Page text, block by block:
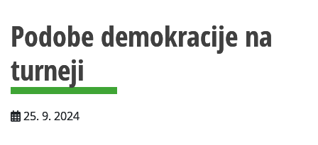
Vloga za upravne namene
Vloga za čitalnico
Vodnik po fondih in zbirkah
VAČ – VIRTUALNA ARHIVSKA ČITALNICA
Podobe demokracije na
turneji
25. 9. 2024